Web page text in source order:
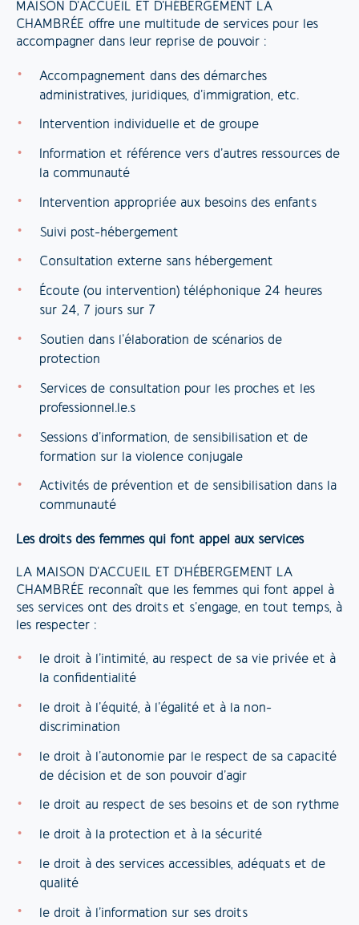
MAISON D’ACCUEIL ET D’HÉBERGEMENT LA
CHAMBRÉE offre une multitude de services pour les
accompagner dans leur reprise de pouvoir :
Accompagnement dans des démarches
administratives, juridiques, d’immigration, etc. ​
Intervention individuelle et de groupe
Information et référence vers d’autres ressources de
la communauté
Intervention appropriée aux besoins des enfants​
Suivi post-hébergement​
Consultation externe sans hébergement
Écoute (ou intervention) téléphonique 24 heures
sur 24, 7 jours sur 7
Soutien dans l’élaboration de scénarios de
protection​
Services de consultation pour les proches et les
professionnel.le.s ​
Sessions d’information, de sensibilisation et de
formation sur la violence conjugale
Activités de prévention et de sensibilisation dans la
communauté
Les droits des femmes qui font appel aux services
LA MAISON D’ACCUEIL ET D’HÉBERGEMENT LA
CHAMBRÉE reconnaît que les femmes qui font appel à
ses services ont des droits et s’engage, en tout temps, à
les respecter :
le droit à l’intimité, au respect de sa vie privée et à
la confidentialité
le droit à l’équité, à l’égalité et à la non-
discrimination
le droit à l’autonomie par le respect de sa capacité
de décision et de son pouvoir d’agir
le droit au respect de ses besoins et de son rythme
le droit à la protection et à la sécurité
le droit à des services accessibles, adéquats et de
qualité
le droit à l’information sur ses droits